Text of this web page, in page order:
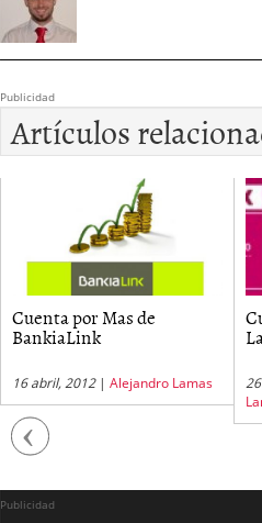
Publicidad
Artículos
Previous
Cuenta por Mas de
BankiaLink
16 abril, 2012| Alejandro Lamas
Publicidad